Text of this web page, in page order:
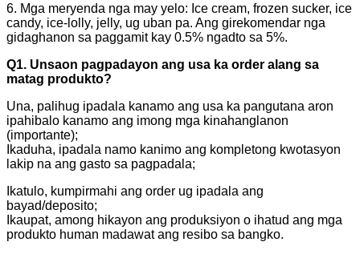
6. Mga meryenda nga may yelo: Ice cream, frozen sucker, ice
candy, ice-lolly, jelly, ug uban pa. Ang girekomendar nga
gidaghanon sa paggamit kay 0.5% ngadto sa 5%.
Q1. Unsaon pagpadayon ang usa ka order alang sa
matag produkto?
Una, palihug ipadala kanamo ang usa ka pangutana aron
ipahibalo kanamo ang imong mga kinahanglanon
(importante);
Ikaduha, ipadala namo kanimo ang kompletong kwotasyon
lakip na ang gasto sa pagpadala;
Ikatulo, kumpirmahi ang order ug ipadala ang
bayad/deposito;
Ikaupat, among hikayon ang produksiyon o ihatud ang mga
produkto human madawat ang resibo sa bangko.